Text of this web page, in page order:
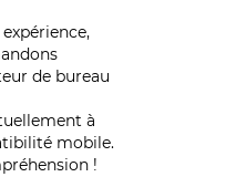
de bureau
à
mobile.
!